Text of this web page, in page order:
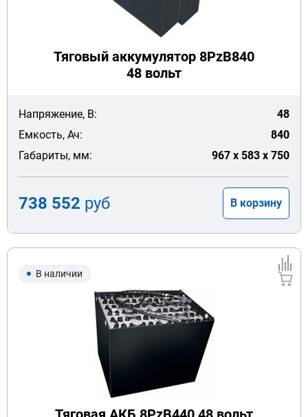
Тяговый аккумулятор 8PzB840
48 вольт
Напряжение, В:
48
Емкость, Ач:
840
Габариты, мм:
967 x 583 x 750
738 552 руб В корзину
В наличии